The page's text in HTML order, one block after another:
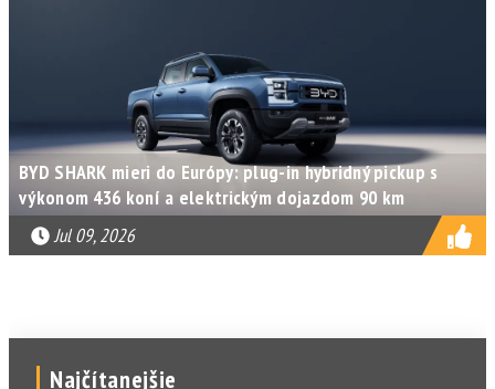
BYD SHARK mieri do Európy: plug-in hybridný pickup s
výkonom 436 koní a elektrickým dojazdom 90 km
Jul 09, 2026
Najčítanejšie